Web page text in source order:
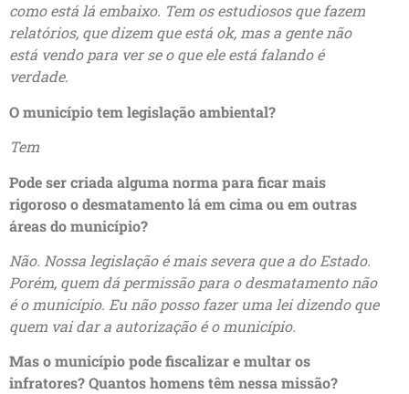
como está lá embaixo. Tem os estudiosos que fazem
relatórios, que dizem que está ok, mas a gente não
está vendo para ver se o que ele está falando é
verdade.
O município tem legislação ambiental?
Tem
Pode ser criada alguma norma para ficar mais
rigoroso o desmatamento lá em cima ou em outras
áreas do município?
Não. Nossa legislação é mais severa que a do Estado.
Porém, quem dá permissão para o desmatamento não
é o município. Eu não posso fazer uma lei dizendo que
quem vai dar a autorização é o município.
Mas o município pode fiscalizar e multar os
infratores? Quantos homens têm nessa missão?